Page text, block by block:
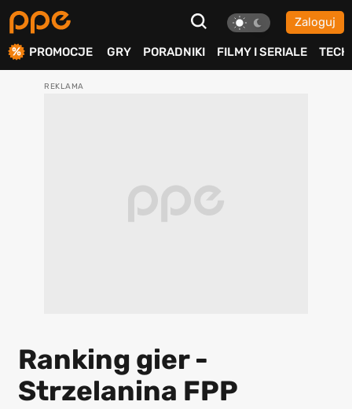
Zaloguj
PROMOCJE GRY PORADNIKI FILMY I SERIALE TECH
Ranking gier -
Strzelanina FPP